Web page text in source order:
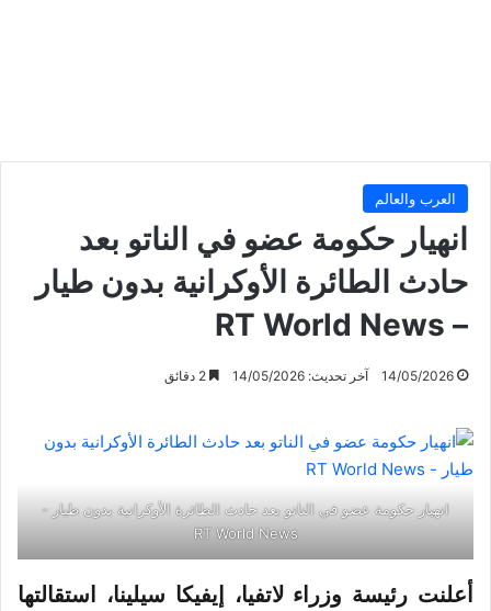
العرب والعالم
انهيار حكومة عضو في الناتو بعد
حادث الطائرة الأوكرانية بدون طيار
– RT World News
14/05/2026 آخر تحديث: 14/05/2026
انهيار حكومة عضو في الناتو بعد حادث الطائرة الأوكرانية بدون طيار -
RT World News
أعلنت رئيسة وزراء لاتفيا، إيفيكا سيلينا، استقالتها